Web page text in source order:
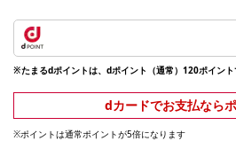
※たまるdポイントは、dポイント（通常）120ポイント
dカードでお支払なら
※ポイントは通常ポイントが5倍になります